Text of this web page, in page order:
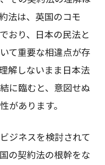
法は、英国のコモ
おり、日本の民法と
て重要な相違点が存
解しないまま日本法
に臨むと、意図せぬ
があります。
ジネスを検討されて
の契約法の根幹をな